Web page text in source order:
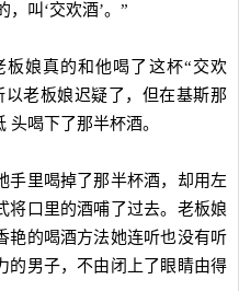
叫‘交欢酒’。”
娘真的和他喝了这杯“交欢
老板娘迟疑了，但在基斯那
喝下了那半杯酒。
里喝掉了那半杯酒，却用左
将口里的酒哺了过去。老板娘
艳的喝酒方法她连听也没有听
的男子，不由闭上了眼睛由得